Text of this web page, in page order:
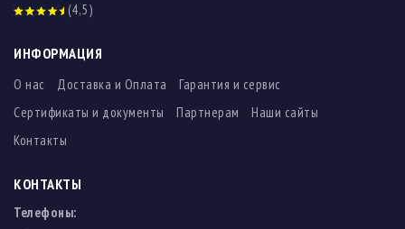
(4,5)
ИНФОРМАЦИЯ
О нас Доставка и Оплата
Гарантия и сервис
Сертификаты и документы
Партнерам
Наши сайты
Контакты
КОНТАКТЫ
Телефоны: